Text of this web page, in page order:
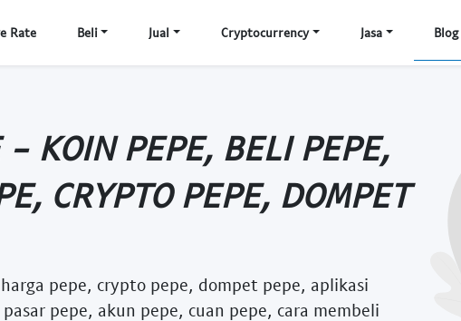
Rate Beli Jual Cryptocurrency Jasa Blog
- KOIN PEPE, BELI PEPE,
CRYPTO PEPE, DOMPET
pepe, crypto pepe, dompet pepe, aplikasi
pepe, akun pepe, cuan pepe, cara membeli